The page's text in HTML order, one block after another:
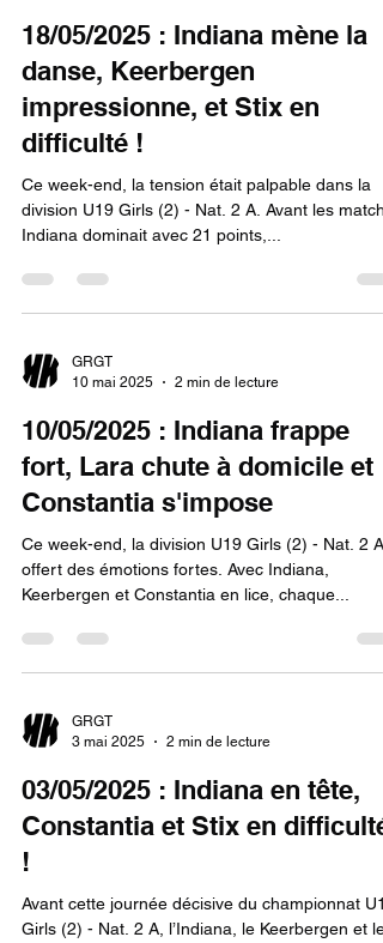
18/05/2025 : Indiana mène la
danse, Keerbergen
impressionne, et Stix en
difficulté !
Ce week-end, la tension était palpable dans la
division U19 Girls (2) - Nat. 2 A. Avant les
Indiana dominait avec 21 points,...
GRGT
10 mai 2025
2 min de lecture
10/05/2025 : Indiana frappe
fort, Lara chute à domicile et
Constantia s'impose
Ce week-end, la division U19 Girls (2) - Nat. 2 A
offert des émotions fortes. Avec Indiana,
Keerbergen et Constantia en lice, chaque...
GRGT
3 mai 2025
2 min de lecture
03/05/2025 : Indiana en tête,
Constantia et Stix en difficulté
!
Avant cette journée décisive du championnat
Girls (2) - Nat. 2 A, l’Indiana, le Keerbergen et le